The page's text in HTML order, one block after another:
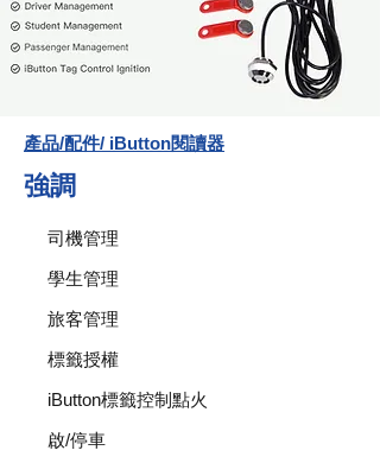
產品/配件/ iButton閱讀器
強調
司機管理
學生管理
旅客管理
標籤授權
iButton標籤控制點火
啟/停車